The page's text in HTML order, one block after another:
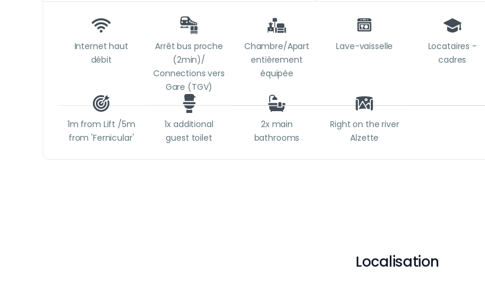
Internet haut
débit
Arrêt bus proche
(2min)/
Connections vers
Gare (TGV)
Chambre/Apart
entièrement
équipée
Lave-vaisselle
Locataires -
cadres
1m from Lift /5m
from 'Fernicular'
1x additional
guest toilet
2x main
bathrooms
Right on the river
Alzette
Localisation